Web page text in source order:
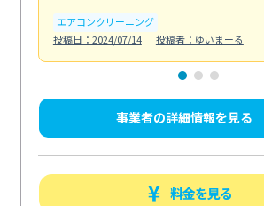
エアコンクリーニング
投稿日：2024/07/14
投稿者：ゆいまーる
事業者の詳細情報を見る
料金を見る